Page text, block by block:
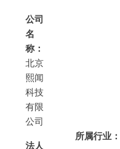
公司
名
称：
北京
熙闻
科技
有限
公司
法人
所属行业：